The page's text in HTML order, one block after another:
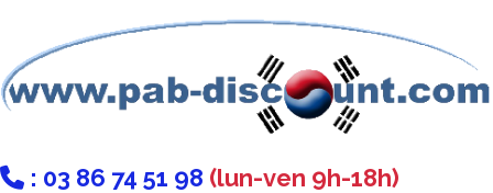
 : 03 86 74 51 98 (lun-ven 9h-18h)